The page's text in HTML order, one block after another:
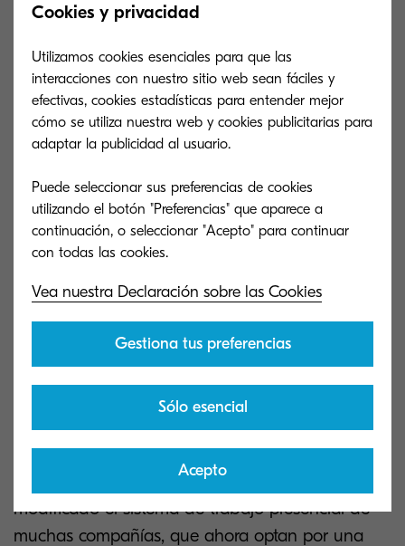
infraestructura
Seguridad en las instalaciones
destinada a proteger al usuario final.
Recuperación de los datos personales
Servicio demantenimiento del
softwarepara que permanezca
monitorizado y actualizado para una
mayor protección.
4. Aumento de inversión en
MPS
Que las necesidades de las oficinas han
cambiado, es un hecho. La pandemia ha
modificado el sistema de trabajo presencial de
muchas compañías, que ahora optan por una
Cookies y privacidad
Utilizamos cookies esenciales para que las
interacciones con nuestro sitio web sean fáciles y
efectivas, cookies estadísticas para entender mejor
cómo se utiliza nuestra web y cookies publicitarias para
adaptar la publicidad al usuario.
Puede seleccionar sus preferencias de cookies
utilizando el botón "Preferencias" que aparece a
continuación, o seleccionar "Acepto" para continuar
Vea nuestra Declaración sobre las Cookies
Gestiona tus preferencias
Sólo esencial
Acepto